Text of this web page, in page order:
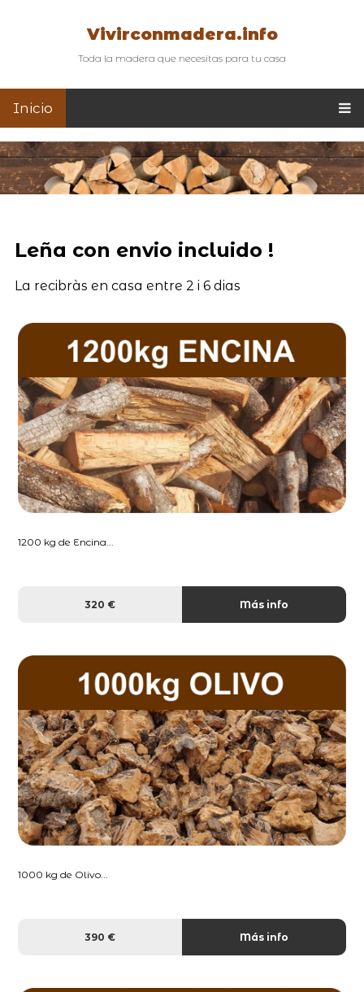
Vivirconmadera.info
Toda la madera que necesitas para tu casa
Inicio
Leña con envio incluido !
La recibràs en casa entre 2 i 6 dias
1200 kg de Encina...
320 € Más info
1000 kg de Olivo...
390 € Más info